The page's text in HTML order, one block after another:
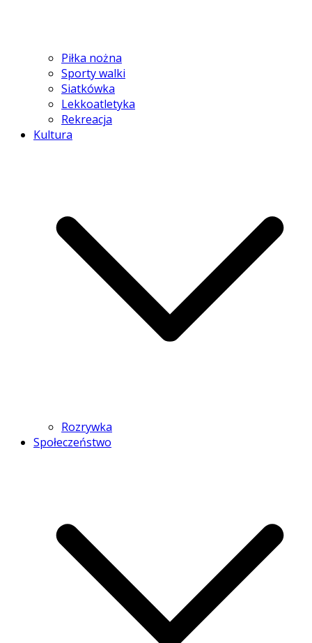
Piłka nożna
Sporty walki
Siatkówka
Lekkoatletyka
Rekreacja
Kultura
Rozrywka
Społeczeństwo